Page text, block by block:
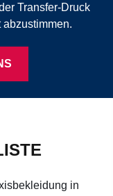
Transfer-Druck
in